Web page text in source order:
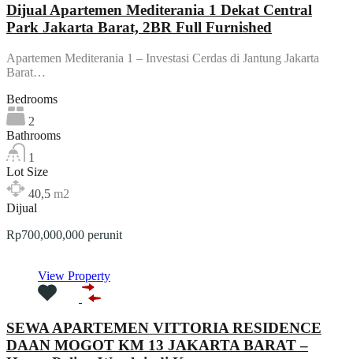
Dijual Apartemen Mediterania 1 Dekat Central
Park Jakarta Barat, 2BR Full Furnished
Apartemen Mediterania 1 – Investasi Cerdas di Jantung Jakarta
Barat…
Bedrooms
2
Bathrooms
1
Lot Size
40,5 m2
Dijual
Rp700,000,000 perunit
View Property
SEWA APARTEMEN VITTORIA RESIDENCE
DAAN MOGOT KM 13 JAKARTA BARAT –